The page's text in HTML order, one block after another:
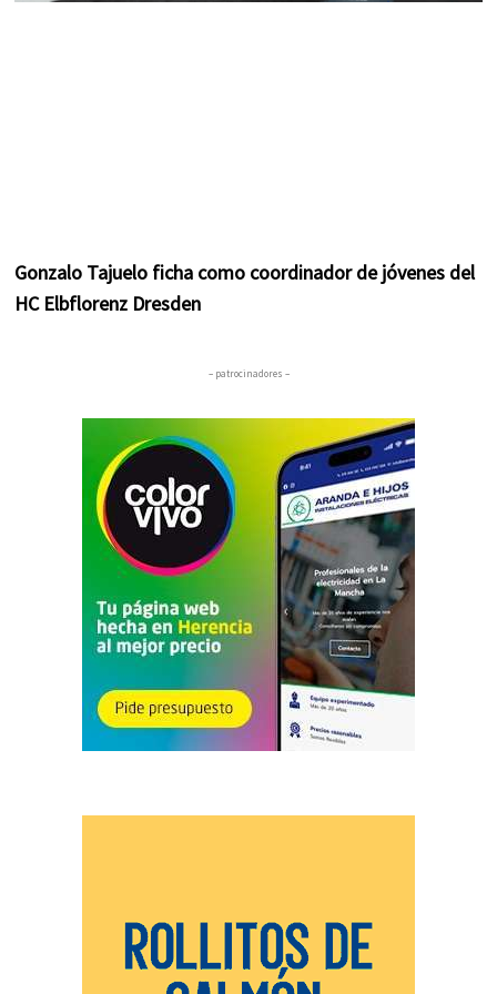
Gonzalo Tajuelo ficha como coordinador de jóvenes del
HC Elbflorenz Dresden
– patrocinadores –